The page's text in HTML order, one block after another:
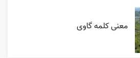
معنی کلمه گاوی